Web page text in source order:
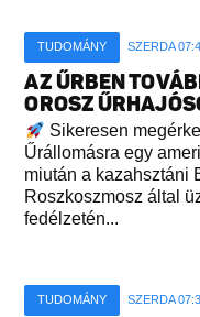
TUDOMÁNY SZERDA
AZ ŰRBEN
OROSZ
Sikeresen
Űrállomásra egy
miután a kazahsztáni
Roszkoszmosz által
fedélzetén...
TUDOMÁNY SZERDA